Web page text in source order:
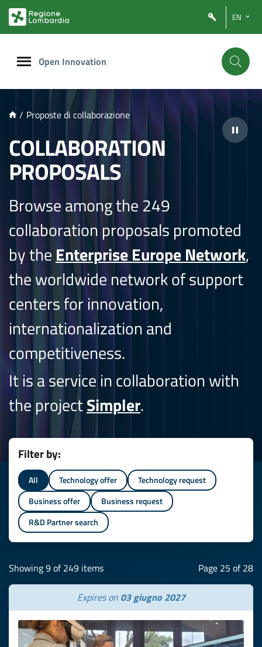
PRINCIPALE
EN
Open Innovation
/ Proposte di collaborazione
COLLABORATION
PROPOSALS
Browse among the 249
collaboration proposals promoted
by the Enterprise Europe Network,
the worldwide network of support
centers for innovation,
internationalization and
competitiveness.
It is a service in collaboration with
the projectSimpler.
Filter by:
All Technology offer
Technology request
Business offer
Business request
R&D Partner search
Showing 9 of 249 items Page 25 of 28
Expires on 03 giugno 2027